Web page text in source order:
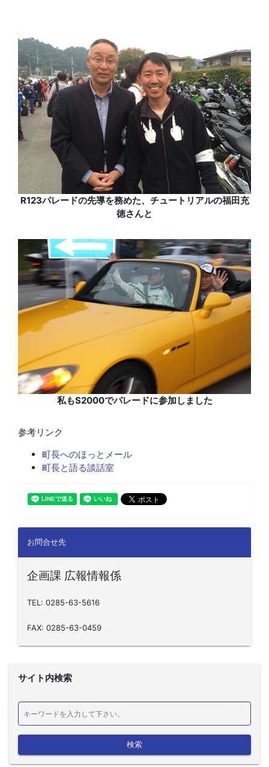
R123パレードの先導を務めた、チュートリアルの福田充
徳さんと
私もS2000でパレードに参加しました
参考リンク
町長へのほっとメール
町長と語る談話室
お問合せ先
企画課 広報情報係
TEL: 0285-63-5616
FAX: 0285-63-0459
サイト内検索
検索